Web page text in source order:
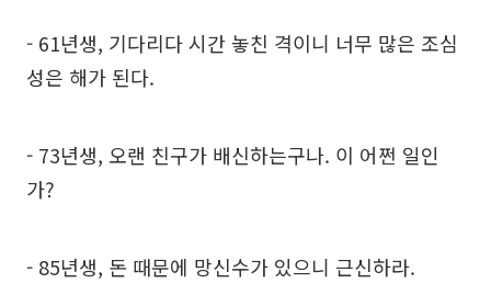
- 61년생, 기다리다 시간 놓친 격이니 너무 많은 조심
성은 해가 된다.
- 73년생, 오랜 친구가 배신하는구나. 이 어쩐 일인
가?
- 85년생, 돈 때문에 망신수가 있으니 근신하라.